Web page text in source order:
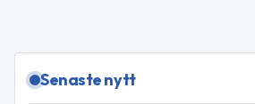
Senaste nytt